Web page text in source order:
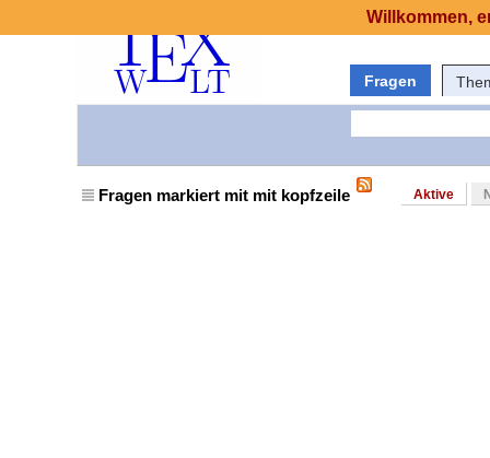
Fragen
Fragen markiert mit mit kopfzeile Aktive
Willkommen,